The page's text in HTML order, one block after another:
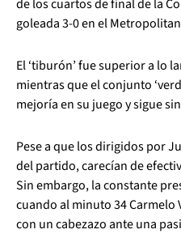
de los cuartos de final de la
goleada 3-0 en el
El ‘tiburón’ fue superior a lo
mientras que el conjunto
mejoría en su juego y sigue
Pese a que los dirigidos por
del partido, carecían de
Sin embargo, la constante
cuando al minuto 34 Carmelo
con un cabezazo ante una